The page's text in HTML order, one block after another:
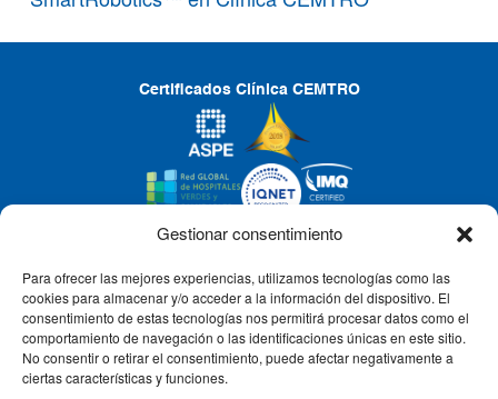
Gestionar consentimiento
Para ofrecer las mejores experiencias, utilizamos tecnologías como las
cookies para almacenar y/o acceder a la información del dispositivo. El
consentimiento de estas tecnologías nos permitirá procesar datos como el
comportamiento de navegación o las identificaciones únicas en este sitio.
No consentir o retirar el consentimiento, puede afectar negativamente a
ciertas características y funciones.
Certificados Clínica CEMTRO
CLÍNICA CEMTRO
QUIÉNES SOMOS